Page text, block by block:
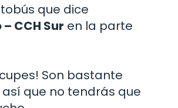
que dice
CCH Sur en la parte
Son bastante
que no tendrás que